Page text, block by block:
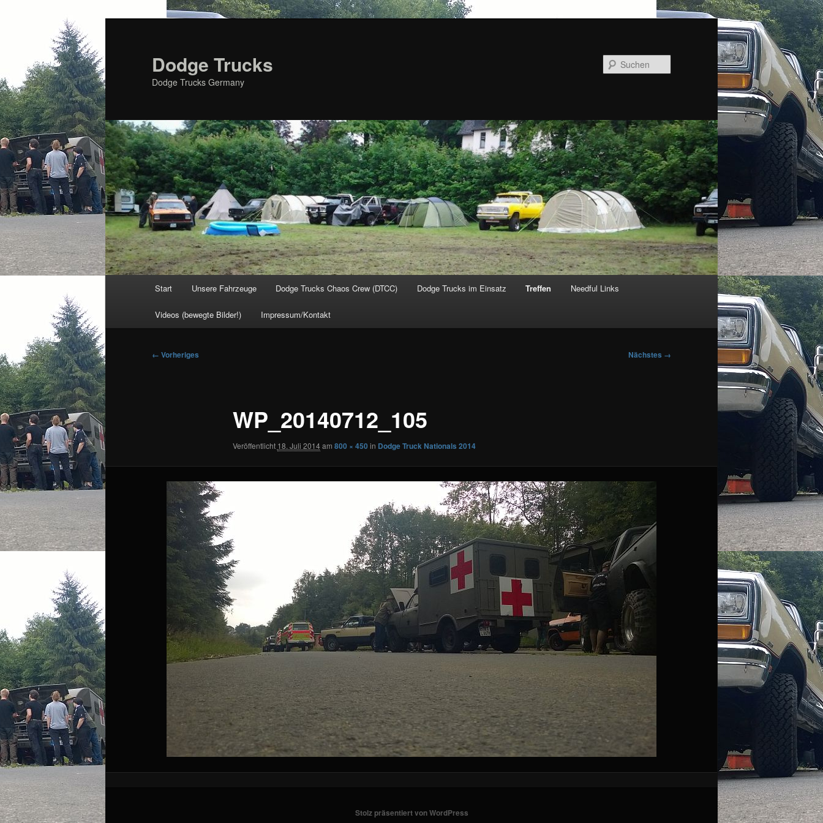
springen
Dodge Trucks
Dodge Trucks Germany
Start Unsere Fahrzeuge Dodge Trucks Chaos Crew (DTCC) Dodge Trucks im Einsatz Treffen Needful Links
Videos (bewegte Bilder!) Impressum/Kontakt
Bilder-
← Vorheriges Nächstes →
WP_20140712_105
Veröffentlicht 18. Juli 2014am 800 × 450 in Dodge Truck Nationals 2014
Stolz präsentiert von WordPress